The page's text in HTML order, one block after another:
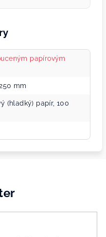
papírovým
mm
(hladký) papír, 100